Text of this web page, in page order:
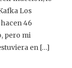
Los
46
pero mi
en […]